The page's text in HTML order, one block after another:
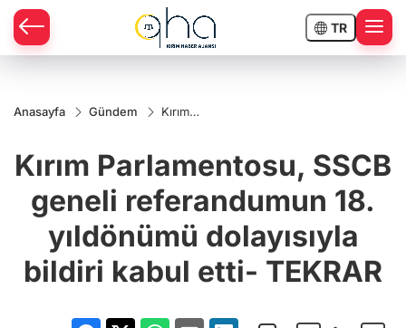
TR
Anasayfa Gündem
Kırım
referandumun
18. yıldönümü
bildiri kabul
etti- TEKRAR
Kırım Parlamentosu, SSCB
geneli referandumun 18.
yıldönümü dolayısıyla
bildiri kabul etti- TEKRAR